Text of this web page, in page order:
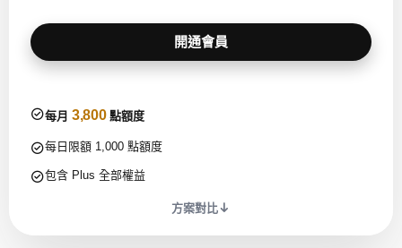
開通會員
每月 3,800點額度
每日限額 1,000 點額度
包含 Plus 全部權益
方案對比